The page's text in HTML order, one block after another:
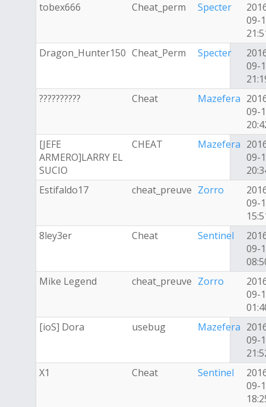
tobex666
Cheat_perm Specter
09-
Dragon_Hunter150 Cheat_Perm Specter
09-
??????????
Cheat Mazefera
09-
[JEFE
ARMERO]LARRY EL
SUCIO
CHEAT Mazefera
09-
Estifaldo17
cheat_preuve Zorro
09-
8ley3er
Cheat Sentinel
09-
Mike Legend
cheat_preuve Zorro
09-
[ioS] Dora
usebug Mazefera
09-
X1
Cheat Sentinel
09-